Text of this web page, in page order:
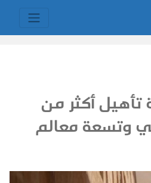
تأهيل أكثر من
وتسعة معالم